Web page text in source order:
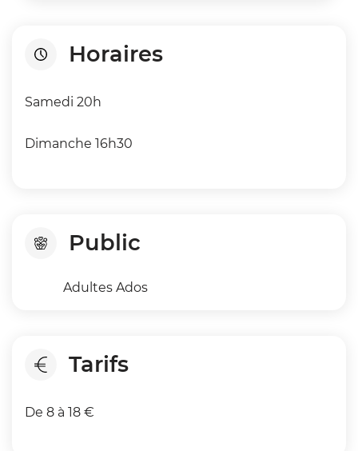
Horaires
Samedi 20h
Dimanche 16h30
Public
Adultes Ados
Tarifs
De 8 à 18 €